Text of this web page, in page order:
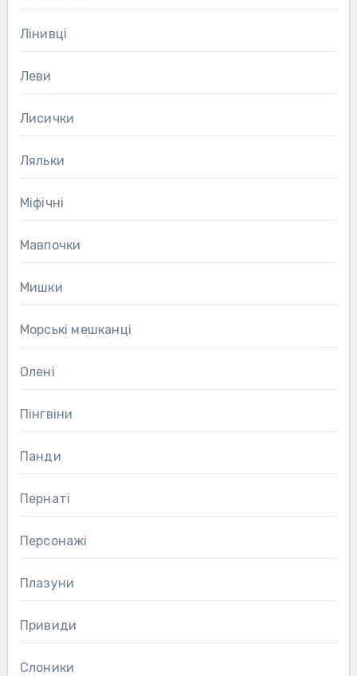
Лінивці
Леви
Лисички
Ляльки
Міфічні
Мавпочки
Мишки
Морські мешканці
Олені
Пінгвіни
Панди
Пернаті
Персонажі
Плазуни
Привиди
Слоники